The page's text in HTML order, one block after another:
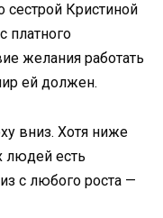
Кристиной
платного
желания работать
ей должен.
вниз. Хотя ниже
людей есть
с любого роста —